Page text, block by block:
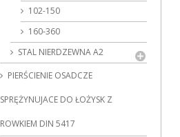
102-150
160-360
STAL NIERDZEWNA A2
PIERŚCIENIE OSADCZE
SPRĘŻYNUJACE DO ŁOŻYSK Z
ROWKIEM DIN 5417